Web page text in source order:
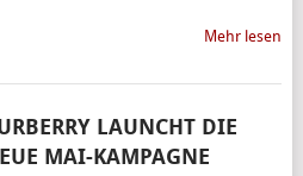
Mehr lesen
LAUNCHT DIE
MAI-KAMPAGNE